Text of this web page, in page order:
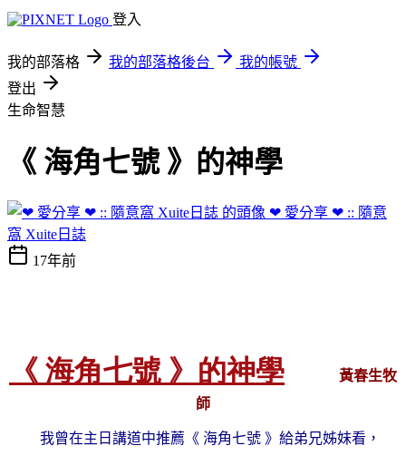
登入
我的部落格 我的部落格後台
我的帳號
登出
生命智慧
《 海角七號 》的神學
❤ 愛分享 ❤ :: 隨意
窩 Xuite日誌
17年前
《 海角七號 》的神學
黃春生牧
師
我曾在主日講道中推薦《 海角七號 》給弟兄姊妹看，